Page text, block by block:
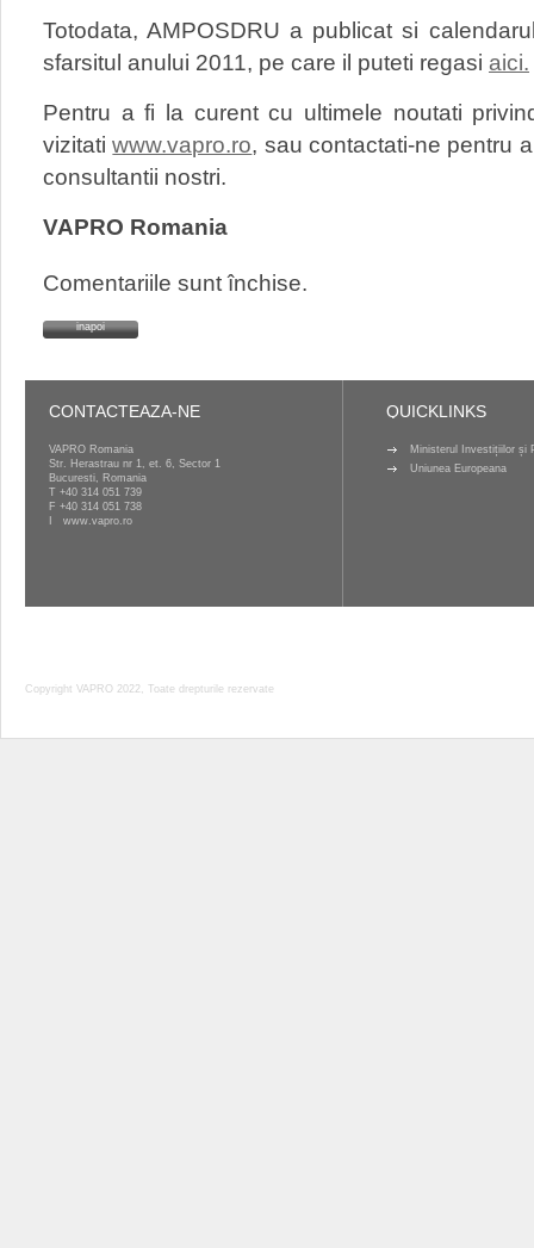
Totodata, AMPOSDRU a publicat si
sfarsitul anului 2011, pe care il puteti regasi aici.
Pentru a fi la curent cu ultimele noutati
vizitatiwww.vapro.ro, sau contactati-ne pentru
consultantii nostri.
VAPRO Romania
Comentariile sunt închise.
inapoi
CONTACTEAZA-NE
VAPRO Romania
Str. Herastrau nr 1, et. 6, Sector 1
Bucuresti, Romania
T +40 314 051 739
F +40 314 051 738
www.vapro.ro
QUICKLINKS
Ministerul Investițiilor și
Uniunea Europeana
Copyright VAPRO 2022, Toate drepturile rezervate